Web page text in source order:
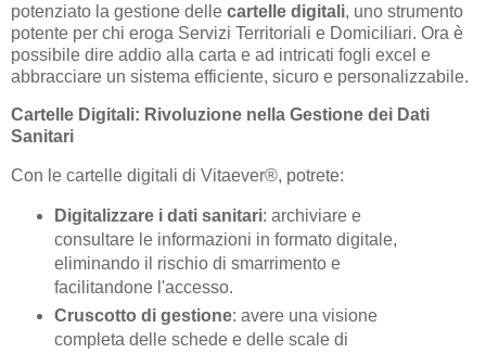
potenziato la gestione delle cartelle digitali, uno strumento
potente per chi eroga Servizi Territoriali e Domiciliari. Ora è
possibile dire addio alla carta e ad intricati fogli excel e
abbracciare un sistema efficiente, sicuro e personalizzabile.
Cartelle Digitali: Rivoluzione nella Gestione dei Dati
Sanitari
Con le cartelle digitali di Vitaever®, potrete:
Digitalizzare i dati sanitari: archiviare e
consultare le informazioni in formato digitale,
eliminando il rischio di smarrimento e
facilitandone l'accesso.
Cruscotto di gestione: avere una visione
completa delle schede e delle scale di